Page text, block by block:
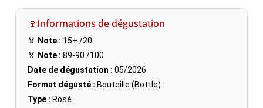
🍷Informations de dégustation
🏅 Note : 15+ /20
🏅 Note : 89-90 /100
Date de dégustation : 05/2026
Format dégusté : Bouteille (Bottle)
Type : Rosé